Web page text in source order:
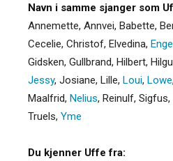
Navn i samme sjanger som
Annemette, Annvei, Babette,
Cecelie, Christof, Elvedina,
Gidsken, Gullbrand, Hilbert,
Jessy, Josiane, Lille, Loui, Lowe,
Maalfrid, Nelius, Reinulf, Sigfus,
Truels, Yme
Du kjenner Uffe fra: